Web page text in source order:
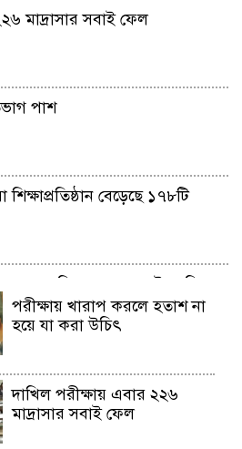
মাদ্রাসার সবাই ফেল
পাশ
বেড়েছে ১৭৮টি
বেশি ফেল করেছে ইংরেজি ও
ময়মনসিংহে, সর্বনিম্ন চট্টগ্রা...
পরীক্ষায় খারাপ করলে হতাশ না
হয়ে যা করা উচিৎ
দাখিল পরীক্ষায় এবার ২২৬
মাদ্রাসার সবাই ফেল